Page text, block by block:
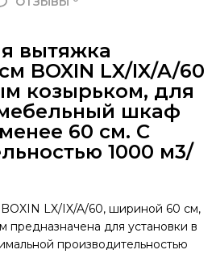
вытяжка
BOXIN LX/IX/A/60
козырьком, для
шкаф
60 см. С
1000 м3/
LX/IX/A/60, шириной 60 см,
предназначена для установки в
производительностью